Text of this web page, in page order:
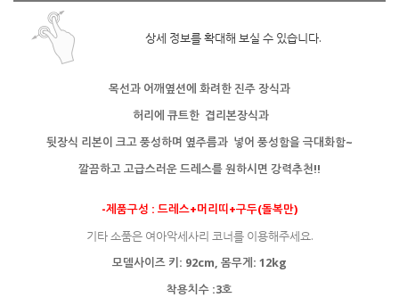
상세 정보를 확대해 보실 수 있습니다.
목선과 어깨옆션에 화려한 진주 장식과
허리에 큐트한 겹리본장식과
뒷장식 리본이 크고 풍성하며 옆주름과 넣어 풍성함을 극대화함~
깔끔하고 고급스러운 드레스를 원하시면 강력추천!!
-제품구성 : 드레스+머리띠+구두(돌복만)
기타 소품은 여아악세사리 코너를 이용해주세요.
모델사이즈 키: 92cm, 몸무게: 12kg
착용치수 :3호